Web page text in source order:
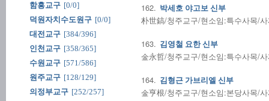
함흥교구 [0/0]
덕원자치수도원구 [0/0]
대전교구 [384/396]
인천교구 [358/365]
수원교구 [571/586]
원주교구 [128/129]
의정부교구 [252/257]
162. 박세호 야고보 신부
朴世鎬/청주교구/현소임:특수사목/
163. 김영철 요한 신부
金永哲/청주교구/현소임:특수사목/
164. 김형근 가브리엘 신부
金亨根/청주교구/현소임:본당사목/